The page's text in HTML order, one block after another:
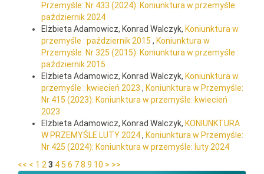
Przemyśle: Nr 433 (2024): Koniunktura w przemyśle:
październik 2024
Elżbieta Adamowicz, Konrad Walczyk, Koniunktura w
przemyśle : październik 2015 , Koniunktura w
Przemyśle: Nr 325 (2015): Koniunktura w przemyśle :
październik 2015
Elżbieta Adamowicz, Konrad Walczyk, Koniunktura w
przemyśle : kwiecień 2023 , Koniunktura w Przemyśle:
Nr 415 (2023): Koniunktura w przemyśle: kwiecień
2023
Elżbieta Adamowicz, Konrad Walczyk, KONIUNKTURA
W PRZEMYŚLE LUTY 2024, Koniunktura w Przemyśle:
Nr 425 (2024): Koniunktura w przemyśle: luty 2024
<< < 1 2 3 4 5 6 78 9 10 > >>